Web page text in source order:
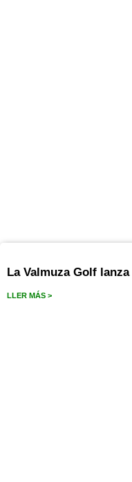
La Valmuza Golf
LLER MÁS >